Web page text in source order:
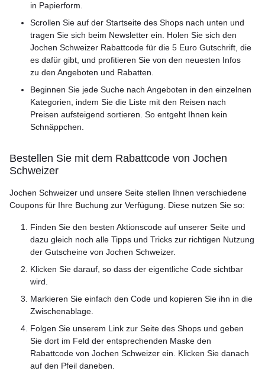
in Papierform.
Scrollen Sie auf der Startseite des Shops nach unten und
tragen Sie sich beim Newsletter ein. Holen Sie sich den
Jochen Schweizer Rabattcode für die 5 Euro Gutschrift, die
es dafür gibt, und profitieren Sie von den neuesten Infos
zu den Angeboten und Rabatten.
Beginnen Sie jede Suche nach Angeboten in den einzelnen
Kategorien, indem Sie die Liste mit den Reisen nach
Preisen aufsteigend sortieren. So entgeht Ihnen kein
Schnäppchen.
Bestellen Sie mit dem Rabattcode von Jochen
Schweizer
Jochen Schweizer und unsere Seite stellen Ihnen verschiedene
Coupons für Ihre Buchung zur Verfügung. Diese nutzen Sie so:
Finden Sie den besten Aktionscode auf unserer Seite und
dazu gleich noch alle Tipps und Tricks zur richtigen Nutzung
der Gutscheine von Jochen Schweizer.
Klicken Sie darauf, so dass der eigentliche Code sichtbar
wird.
Markieren Sie einfach den Code und kopieren Sie ihn in die
Zwischenablage.
Folgen Sie unserem Link zur Seite des Shops und geben
Sie dort im Feld der entsprechenden Maske den
Rabattcode von Jochen Schweizer ein. Klicken Sie danach
auf den Pfeil daneben.